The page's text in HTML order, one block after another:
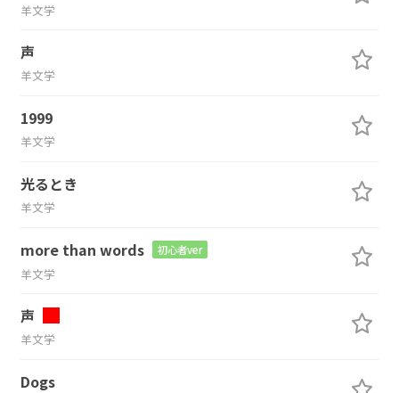
羊文学
声
羊文学
1999
羊文学
光るとき
羊文学
more than words 初心者ver
羊文学
声
羊文学
Dogs